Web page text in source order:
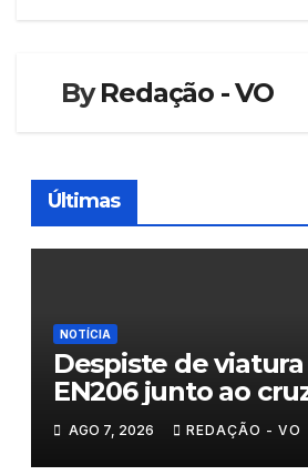
ByRedação - VO
Últimas
NOTÍCIA
Despiste de
EN206 junto ao
Fornos do Pinhal
AGO 7, 2026 REDAÇÃO - VO